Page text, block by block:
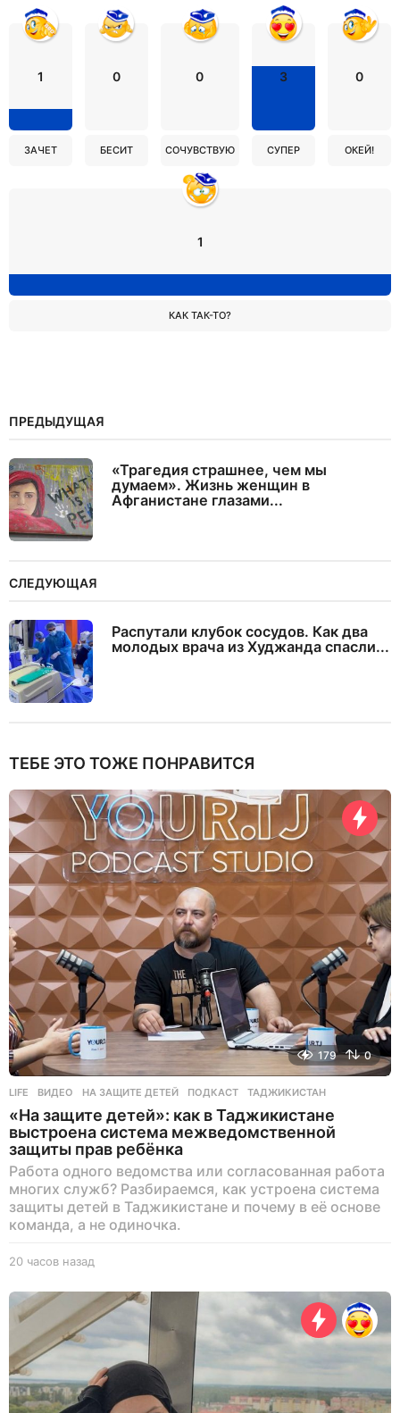
1
ЗАЧЕТ
0
БЕСИТ
0
СОЧУВСТВУЮ
3
СУПЕР
0
ОКЕЙ!
1
КАК ТАК-ТО?
ПРЕДЫДУЩАЯ
«Трагедия страшнее, чем мы
думаем». Жизнь женщин в
Афганистане глазами...
СЛЕДУЮЩАЯ
Распутали клубок сосудов. Как два
молодых врача из Худжанда спасли...
ТЕБЕ ЭТО ТОЖЕ ПОНРАВИТСЯ
179 0
LIFE ВИДЕО ,НА ЗАЩИТЕ ДЕТЕЙ ,ПОДКАСТ ,ТАДЖИКИСТАН
«На защите детей»: как в Таджикистане
выстроена система межведомственной
защиты прав ребёнка
Работа одного ведомства или согласованная работа
многих служб? Разбираемся, как устроена система
защиты детей в Таджикистане и почему в её основе
команда, а не одиночка.
20 часов назад
ч
о
н